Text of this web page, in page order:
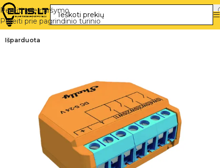
Pereiti prie naršymo
Pereiti prie pagrindinio turinio
Išparduota